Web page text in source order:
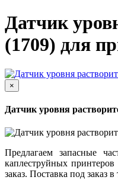
Датчик
(1709) для
×
Датчик уровня
Предлагаем запасные
каплеструйных принтеров
заказ. Поставка под заказ